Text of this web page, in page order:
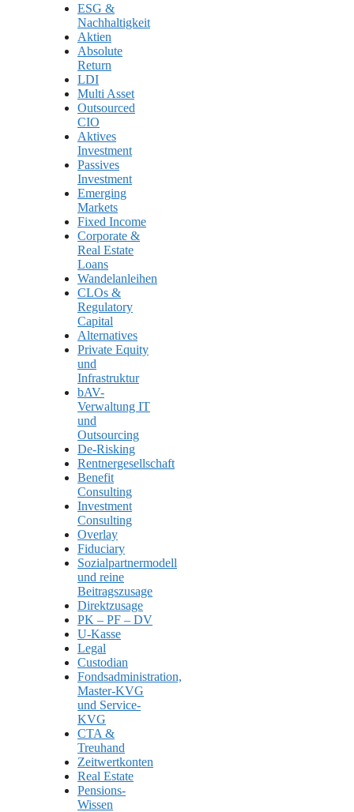
ESG &
Nachhaltigkeit
Aktien
Absolute
Return
LDI
Multi Asset
Outsourced
CIO
Aktives
Investment
Passives
Investment
Emerging
Markets
Fixed Income
Corporate &
Real Estate
Loans
Wandelanleihen
CLOs &
Regulatory
Capital
Alternatives
Private Equity
und
Infrastruktur
bAV-
Verwaltung IT
und
Outsourcing
De-Risking
Rentnergesellschaft
Benefit
Consulting
Investment
Consulting
Overlay
Fiduciary
Sozialpartnermodell
und reine
Beitragszusage
Direktzusage
PK – PF – DV
U-Kasse
Legal
Custodian
Fondsadministration,
Master-KVG
und Service-
KVG
CTA &
Treuhand
Zeitwertkonten
Real Estate
Pensions-
Wissen